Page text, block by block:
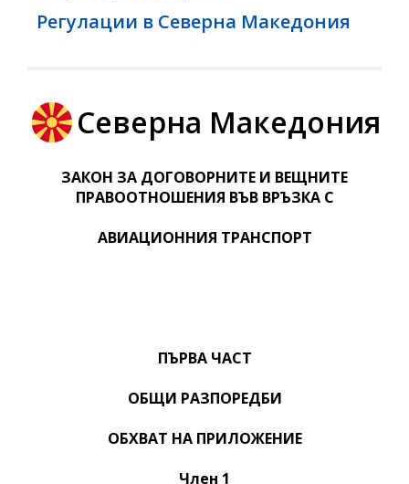
Регулации в Северна Македония
Северна Македония
ЗАКОН ЗА ДОГОВОРНИТЕ И ВЕЩНИТЕ
ПРАВООТНОШЕНИЯ ВЪВ ВРЪЗКА С
АВИАЦИОННИЯ ТРАНСПОРТ
ПЪРВА ЧАСТ
ОБЩИ РАЗПОРЕДБИ
ОБХВАТ НА ПРИЛОЖЕНИЕ
Член 1